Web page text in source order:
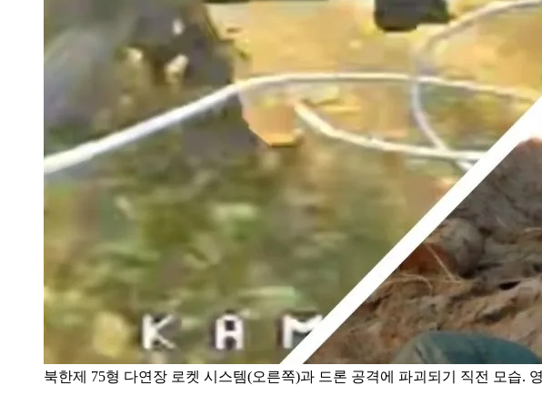
북한제 75형 다연장 로켓 시스템(오른쪽)과 드론 공격에 파괴되기 직전 모습.